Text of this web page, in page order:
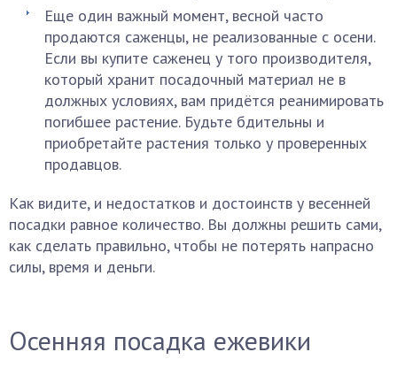
Еще один важный момент, весной часто
продаются саженцы, не реализованные с осени.
Если вы купите саженец у того производителя,
который хранит посадочный материал не в
должных условиях, вам придётся реанимировать
погибшее растение. Будьте бдительны и
приобретайте растения только у проверенных
продавцов.
Как видите, и недостатков и достоинств у весенней
посадки равное количество. Вы должны решить сами,
как сделать правильно, чтобы не потерять напрасно
силы, время и деньги.
Осенняя посадка ежевики